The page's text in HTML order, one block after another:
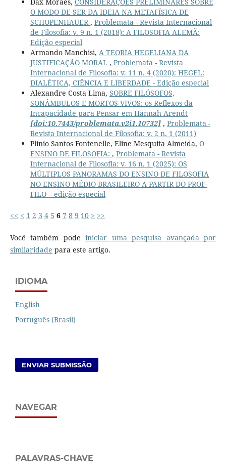
O MODO DE SER DA IDEIA NA METAFÍSICA DE
SCHOPENHAUER , Problemata - Revista Internacional
de Filosofia: v. 9 n. 1 (2018): A FILOSOFIA ALEMÃ:
Edição especial
Armando Manchisi, A TEORIA HEGELIANA DA
JUSTIFICAÇÃO MORAL , Problemata - Revista
Internacional de Filosofia: v. 11 n. 4 (2020): HEGEL:
DIALÉTICA, CIÊNCIA E LIBERDADE - Edição especial
Alexandre Costa Lima, SOBRE FILÓSOFOS,
SONÂMBULOS E MORTOS-VIVOS: os Reflexos da
Incapacidade para Pensar em Hannah Arendt
[doi:10.7443/problemata.v2i1.10732], Problemata -
Revista Internacional de Filosofia: v. 2 n. 1 (2011)
Plínio Santos Fontenelle, Eline Mesquita Almeida, O
ENSINO DE FILOSOFIA: , Problemata - Revista
Internacional de Filosofia: v. 16 n. 1 (2025): OS
MÚLTIPLOS PANORAMAS DO ENSINO DE FILOSOFIA
NO ENSINO MÉDIO BRASILEIRO A PARTIR DO PROF-
FILO – edição especial
<< < 1 2 3 4 5 6 7 8 9 10 > >>
Você também podeiniciar uma pesquisa avançada por
similaridade para este artigo.
IDIOMA
English
Português (Brasil)
ENVIAR SUBMISSÃO
NAVEGAR
PALAVRAS-CHAVE